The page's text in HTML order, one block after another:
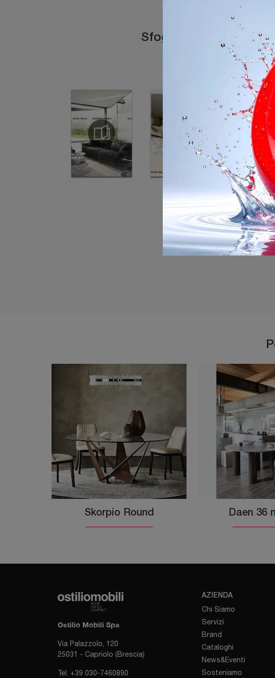
Sfoglia i cataloghi
Skorpio Round Daen 36
Ostilio Mobili Spa
Via Palazzolo, 120
25031 - Capriolo (Brescia)
Tel. +39 030-7460890
AZIENDA
Chi Siamo
Servizi
Brand
Cataloghi
News&Eventi
Sosteniamo